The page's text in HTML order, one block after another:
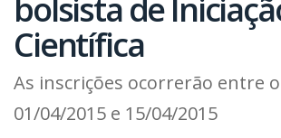
bolsista de
Científica
As inscrições ocorrerão entre
01/04/2015 e 15/04/2015